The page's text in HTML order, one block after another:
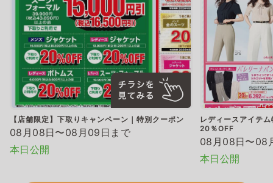
【店舗限定】下取りキャンペーン｜特別クーポン
08月08日〜08月09日まで
本日公開
レディースアイテ
20％OFF
08月08日〜08
本日公開